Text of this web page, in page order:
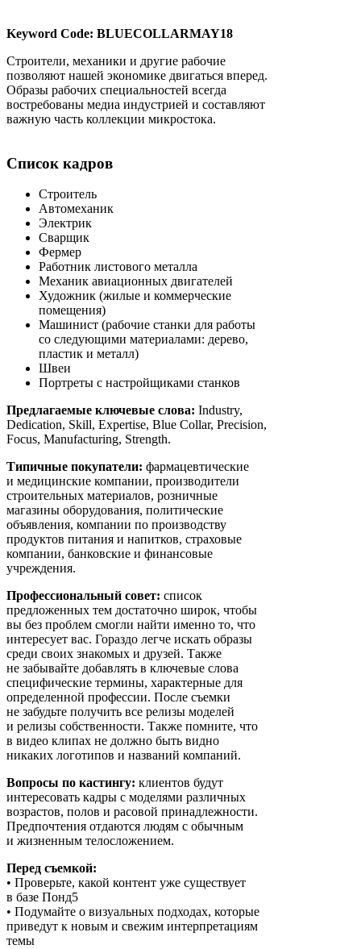
Keyword Code: BLUECOLLARMAY18
Строители, механики и другие рабочие
позволяют нашей экономике двигаться вперед.
Образы рабочих специальностей всегда
востребованы медиа индустрией и составляют
важную часть коллекции микростока.
Список кадров
Строитель
Автомеханик
Электрик
Сварщик
Фермер
Работник листового металла
Механик авиационных двигателей
Художник (жилые и коммерческие
помещения)
Машинист (рабочие станки для работы
со следующими материалами: дерево,
пластик и металл)
Швеи
Портреты с настройщиками станков
Предлагаемые ключевые слова: Industry,
Dedication, Skill, Expertise, Blue Collar, Precision,
Focus, Manufacturing, Strength.
Типичные покупатели: фармацевтические
и медицинские компании, производители
строительных материалов, розничные
магазины оборудования, политические
объявления, компании по производству
продуктов питания и напитков, страховые
компании, банковские и финансовые
учреждения.
Профессиональный совет: список
предложенных тем достаточно широк, чтобы
вы без проблем смогли найти именно то, что
интересует вас. Гораздо легче искать образы
среди своих знакомых и друзей. Также
не забывайте добавлять в ключевые слова
специфические термины, характерные для
определенной профессии. После съемки
не забудьте получить все релизы моделей
и релизы собственности. Также помните, что
в видео клипах не должно быть видно
никаких логотипов и названий компаний.
Вопросы по кастингу: клиентов будут
интересовать кадры с моделями различных
возрастов, полов и расовой принадлежности.
Предпочтения отдаются людям с обычным
и жизненным телосложением.
Перед съемкой:
• Проверьте, какой контент уже существует
в базе Понд5
• Подумайте о визуальных подходах, которые
приведут к новым и свежим интерпретациям
темы